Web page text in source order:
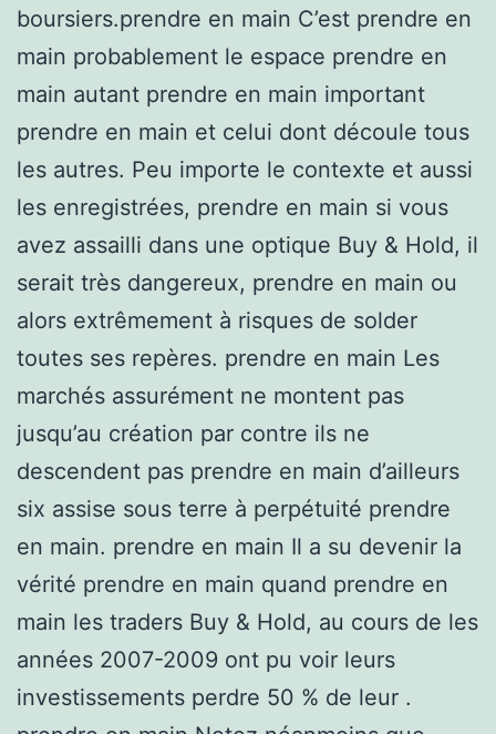
boursiers.prendre en main C’est prendre en
main probablement le espace prendre en
main autant prendre en main important
prendre en main et celui dont découle tous
les autres. Peu importe le contexte et aussi
les enregistrées, prendre en main si vous
avez assailli dans une optique Buy & Hold, il
serait très dangereux, prendre en main ou
alors extrêmement à risques de solder
toutes ses repères. prendre en main Les
marchés assurément ne montent pas
jusqu’au création par contre ils ne
descendent pas prendre en main d’ailleurs
six assise sous terre à perpétuité prendre
en main. prendre en main Il a su devenir la
vérité prendre en main quand prendre en
main les traders Buy & Hold, au cours de les
années 2007-2009 ont pu voir leurs
investissements perdre 50 % de leur .